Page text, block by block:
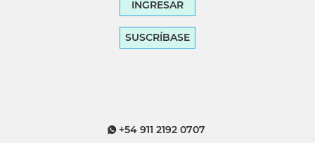
INGRESAR
SUSCRÍBASE
+54 911 2192 0707